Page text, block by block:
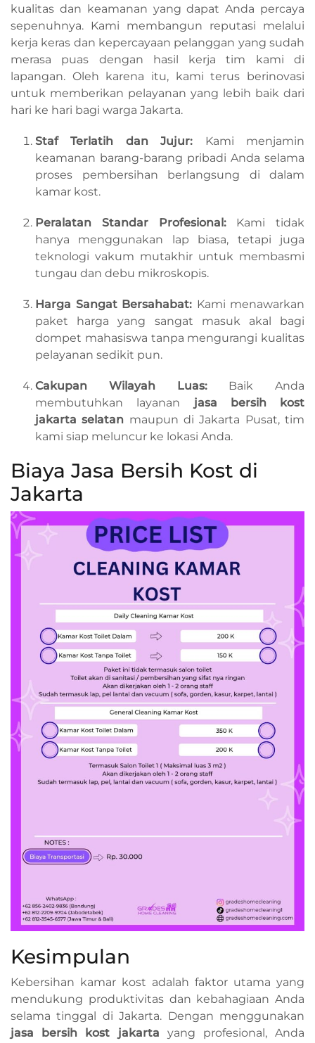
kualitas dan keamanan yang dapat Anda percaya
sepenuhnya. Kami membangun reputasi melalui
kerja keras dan kepercayaan pelanggan yang sudah
merasa puas dengan hasil kerja tim kami di
lapangan. Oleh karena itu, kami terus berinovasi
untuk memberikan pelayanan yang lebih baik dari
hari ke hari bagi warga Jakarta.
Staf Terlatih dan Jujur: Kami menjamin
keamanan barang-barang pribadi Anda selama
proses pembersihan berlangsung di dalam
kamar kost.
Peralatan Standar Profesional:Kami tidak
hanya menggunakan lap biasa, tetapi juga
teknologi vakum mutakhir untuk membasmi
tungau dan debu mikroskopis.
Harga Sangat Bersahabat: Kami menawarkan
paket harga yang sangat masuk akal bagi
dompet mahasiswa tanpa mengurangi kualitas
pelayanan sedikit pun.
Cakupan Wilayah Luas:Baik Anda
membutuhkan layanan jasa bersih kost
jakarta selatan maupun di Jakarta Pusat, tim
kami siap meluncur ke lokasi Anda.
Biaya Jasa Bersih Kost di
Jakarta
Kesimpulan
Kebersihan kamar kost adalah faktor utama yang
mendukung produktivitas dan kebahagiaan Anda
selama tinggal di Jakarta. Dengan menggunakan
jasa bersih kost jakarta yang profesional, Anda